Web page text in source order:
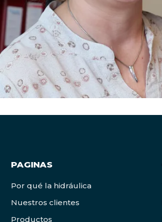
PAGINAS
Por qué la hidráulica
Nuestros clientes
Productos